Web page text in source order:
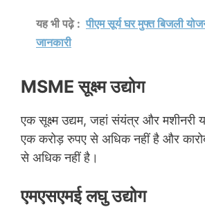
यह भी पढ़े : पीएम सूर्य घर मुफ्त बिजली
जानकारी
MSME सूक्ष्म उद्योग
एक सूक्ष्म उद्यम, जहां संयंत्र और मशीनरी
एक करोड़ रुपए से अधिक नहीं है और
से अधिक नहीं है।
एमएसएमई लघु उद्योग